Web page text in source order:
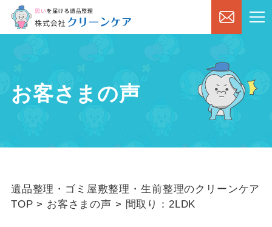
お客さまの声
遺品整理・ゴミ屋敷整理・生前整理のクリーンケア
TOP > お客さまの声 > 間取り：2LDK